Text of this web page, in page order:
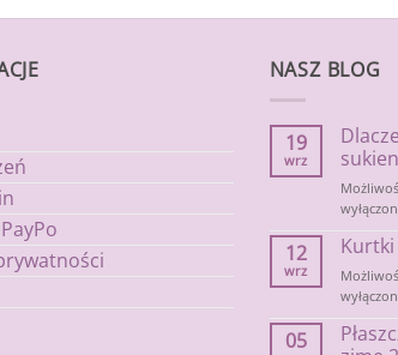
NASZ BLOG
19
wrz
12
wrz
Kurtki
05